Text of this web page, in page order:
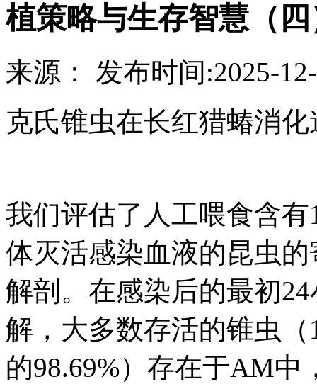
植策略与生存智慧（四
来源： 发布时间:2025-
克氏锥虫在长红猎蝽消
我们评估了人工喂食含
体灭活感染血液的昆虫
解剖。在感染后的最初
解，大多数存活的锥虫
的98.69%）存在于AM